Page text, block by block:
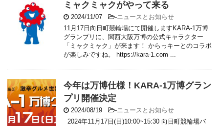
ミャクミャクがやって来る
2024/11/07 -ニュースとお知らせ
11月17日向日町競輪場にて開催しますKARA-1万博
グランプリに、関西大阪万博の公式キャラクター
「ミャクミャク」が来ます！ からっキーとのコラボ
が楽しみですね。 https://kara-1.com ...
今年は万博仕様！KARA-1万博グラン
プリ開催決定
2024/08/19 -ニュースとお知らせ
2024年11月17日(日)10:00~15:30 向日町競輪場バ